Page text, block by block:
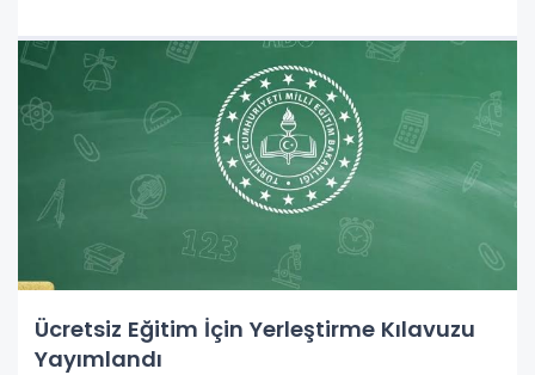
Ücretsiz Eğitim İçin Yerleştirme Kılavuzu
Yayımlandı